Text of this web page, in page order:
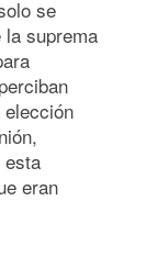
se
suprema
esta
eran